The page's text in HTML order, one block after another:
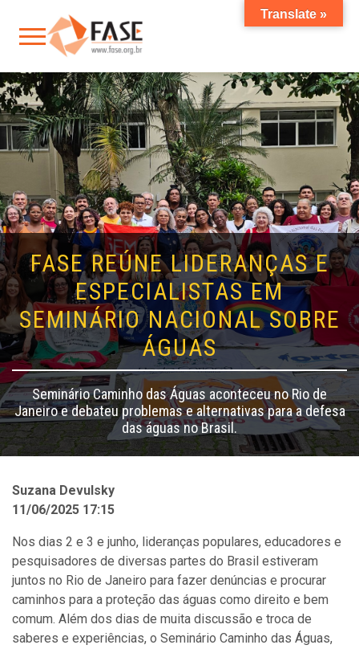
FASE REÚNE LIDERANÇAS E
ESPECIALISTAS EM
SEMINÁRIO NACIONAL SOBRE
ÁGUAS
Seminário Caminho das Águas aconteceu no Rio de
Janeiro e debateu problemas e alternativas para a defesa
das águas no Brasil.
Suzana Devulsky
11/06/2025 17:15
Nos dias 2 e 3 e junho, lideranças populares, educadores e
pesquisadores de diversas partes do Brasil estiveram
juntos no Rio de Janeiro para fazer denúncias e procurar
caminhos para a proteção das águas como direito e bem
comum. Além dos dias de muita discussão e troca de
saberes e experiências, o Seminário Caminho das Águas,
Translate »